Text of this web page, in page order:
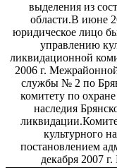
выделения из
области.В июне
юридическое лицо
управлению
ликвидационной
2006 г.
службы № 2 по
комитету по
наследия
ликвидации.
культурного
постановлением
декабря 2007